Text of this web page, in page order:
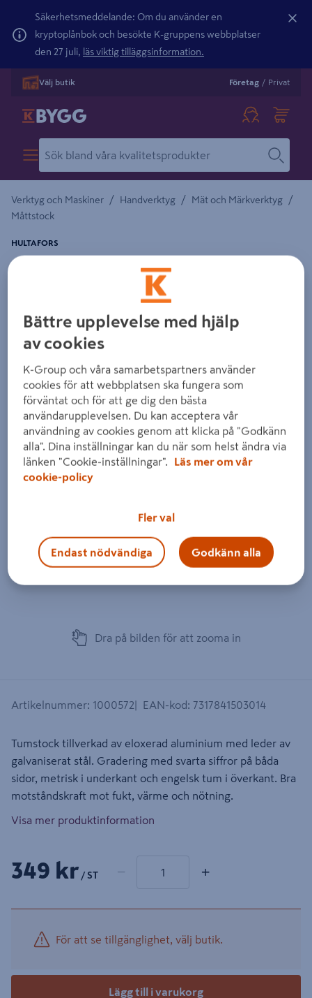
Säkerhetsmeddelande: Om du använder en
kryptoplånbok och besökte K-gruppens webbplatser
den 27 juli, läs viktig tilläggsinformation.
Välj butik Företag / Privat
Verktyg och Maskiner / Handverktyg / Mät och Märkverktyg /
Måttstock
METERSTOCK A61-1-6 ALUM
HULTAFORS
Detaljerad beskrivning finns i produktbeskrivningsområdet
Dra på bilden för att zooma in
Artikelnummer: 1000572 EAN-kod: 7317841503014
Tumstock tillverkad av eloxerad aluminium med leder av
galvaniserat stål. Gradering med svarta siffror på båda
sidor, metrisk i underkant och engelsk tum i överkant. Bra
motståndskraft mot fukt, värme och nötning.
Visa mer produktinformation
349 kr / ST − +
För att se tillgänglighet, välj butik.
Lägg till i varukorg
Bättre upplevelse med hjälp
av cookies
K-Group och våra samarbetspartners använder
cookies för att webbplatsen ska fungera som
förväntat och för att ge dig den bästa
användarupplevelsen. Du kan acceptera vår
användning av cookies genom att klicka på "Godkänn
alla". Dina inställningar kan du när som helst ändra via
länken "Cookie-inställningar".
Läs mer om vår
cookie-policy
Fler val
Endast nödvändiga Godkänn alla